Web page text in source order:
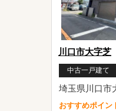
中古一戸建て
埼玉県川口市
おすすめポイン
川口市大字芝